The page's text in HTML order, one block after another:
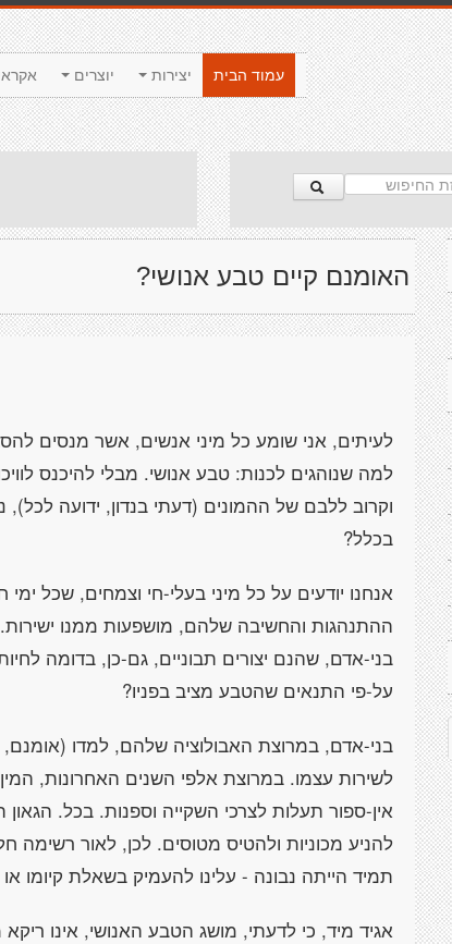
יוצרים יצירות
עמוד הבית
האומנם קיים טבע אנושי?
לעיתים, אני שומע כל מיני אנשים, אשר מנסים
למה שנוהגים לכנות: טבע אנושי. מבלי להיכנס
וקרוב ללבם של ההמונים (דעתי בנדון, ידועה
בכלל?
אנחנו יודעים על כל מיני בעלי-חי וצמחים, שכל
ההתנהגות והחשיבה שלהם, מושפעות ממנו
בני-אדם, שהנם יצורים תבוניים, גם-כן, בדומה
על-פי התנאים שהטבע מציב בפניו?
בני-אדם, במרוצת האבולוציה שלהם, למדו
לשירות עצמו. במרוצת אלפי השנים האחרונות,
אין-ספור תעלות לצרכי השקייה וספנות. בכל.
להניע מכוניות ולהטיס מטוסים. לכן, לאור
תמיד הייתה נבונה - עלינו להעמיק בשאלת קיומו
אגיד מיד, כי לדעתי, מושג הטבע האנושי, אינו